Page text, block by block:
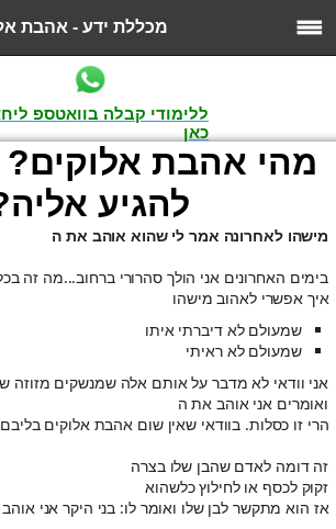
מכללת ידע - אהבת
ללימודי קבלה בוואטספ
כאן
מישהו לאחרונה אמר לי שהוא אוהב את ה
בימים האחרונים אני הולך סהרורי ברחוב...מה זה
איך אפשרי לאהוב מישהו
שמעולם לא דיברתי איתו
שמעולם לא ראיתי
אני וודאי לא מדבר על אותם אלה שמנשקים מזוזה
ואומרים אני אוהב את ה
הרי זו כסלות. בוודאי שאין שום אהבת אלוקים בליבם
זה דומה לאדם שהבן שלו בצרה
זקוק לכסף או לחילוץ כלשהוא
אז הוא מתקשר לבן שלו ואומר לו: בני היקר אני
מהי אהבת אלוקים?
להגיע